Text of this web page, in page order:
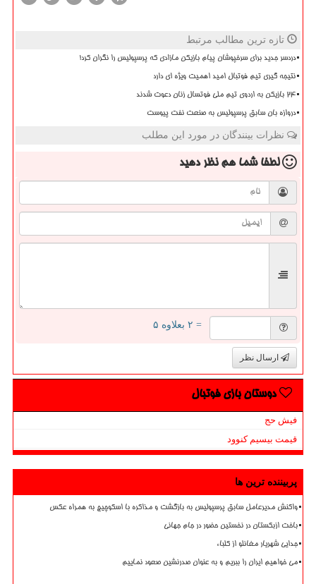
تازه ترین مطالب مرتبط
دردسر جدید برای سرخپوشان پیام بازیکن مازادی که پرسپولیس را نگران کرد!
نتیجه گیری تیم فوتبال امید اهمیت ویژه ای دارد
۲۴ بازیکن به اردوی تیم ملی فوتسال زنان دعوت شدند
دروازه بان سابق پرسپولیس به صنعت نفت پیوست
نظرات بینندگان در مورد این مطلب
لطفا شما همنظر دهید
= ۲ بعلاوه ۵
ارسال نظر
دوستان بازی فوتبال
فیش حج
قیمت بیسیم کنوود
پربیننده ترین ها
واکنش مدیرعامل سابق پرسپولیس به بازگشت و مذاکره با اسکوچیچ به همراه عکس
باخت ازبکستان در نخستین حضور در جام جهانی
جدایی شهریار مغانلو از کلباء
می خواهیم ایران را ببریم و به عنوان صدرنشین صعود نماییم